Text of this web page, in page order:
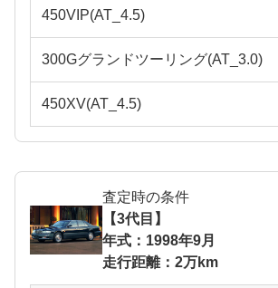
450VIP(AT_4.5)
300Gグランドツーリング(AT_3.0)
450XV(AT_4.5)
査定時の条件
【3代目】
年式：1998年9月
走行距離：2万km